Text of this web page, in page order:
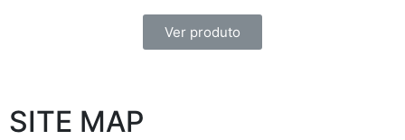
Ver produto
SITE MAP